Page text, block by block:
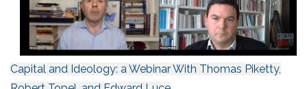
Capital and Ideology: a Webinar With Thomas Piketty,